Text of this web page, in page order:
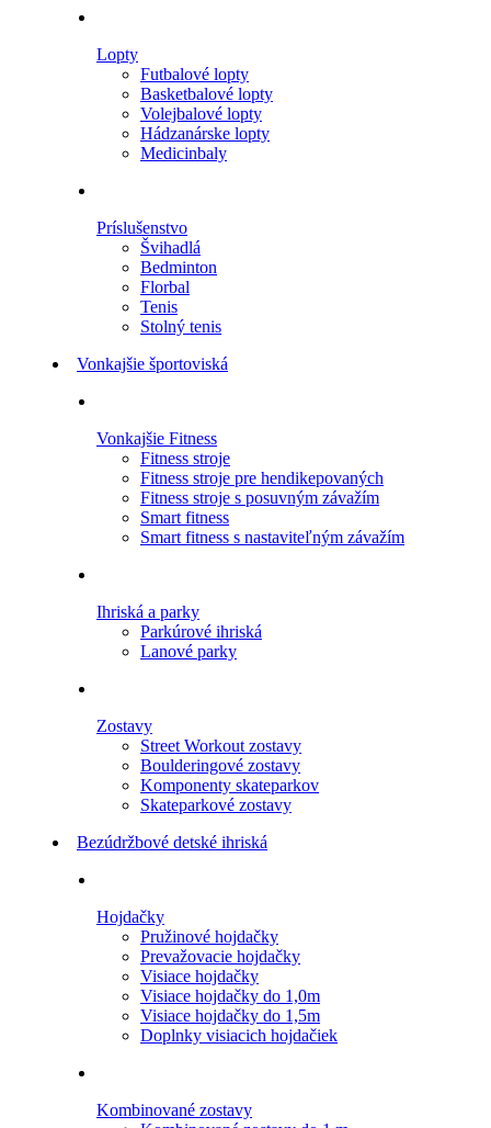
Lopty
Futbalové lopty
Basketbalové lopty
Volejbalové lopty
Hádzanárske lopty
Medicinbaly
Príslušenstvo
Švihadlá
Bedminton
Florbal
Tenis
Stolný tenis
Vonkajšie športoviská
Vonkajšie Fitness
Fitness stroje
Fitness stroje pre hendikepovaných
Fitness stroje s posuvným závažím
Smart fitness
Smart fitness s nastaviteľným závažím
Ihriská a parky
Parkúrové ihriská
Lanové parky
Zostavy
Street Workout zostavy
Boulderingové zostavy
Komponenty skateparkov
Skateparkové zostavy
Bezúdržbové detské ihriská
Hojdačky
Pružinové hojdačky
Prevažovacie hojdačky
Visiace hojdačky
Visiace hojdačky do 1,0m
Visiace hojdačky do 1,5m
Doplnky visiacich hojdačiek
Kombinované zostavy